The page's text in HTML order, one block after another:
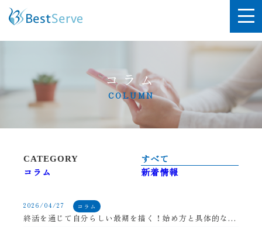
コラム
COLUMN
CATEGORY
すべて
コラム
新着情報
2026/04/27 コラム
終活を通じて自分らしい最期を描く！始め方と具体的なステップ